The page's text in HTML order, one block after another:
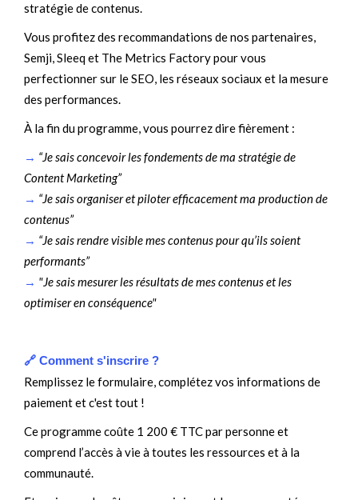
stratégie de contenus.
Vous profitez des recommandations de nos partenaires,
Semji, Sleeq et The Metrics Factory pour vous
perfectionner sur le SEO, les réseaux sociaux et la mesure
des performances.
À la fin du programme, vous pourrez dire fièrement :
→ “Je sais concevoir les fondements de ma stratégie de
Content Marketing”
→ “Je sais organiser et piloter efficacement ma production de
contenus”
→ “Je sais rendre visible mes contenus pour qu’ils soient
performants”
→ "Je sais mesurer les résultats de mes contenus et les
optimiser en conséquence"
🔗 Comment s'inscrire ?
Remplissez le formulaire, complétez vos informations de
paiement et c'est tout !
Ce programme coûte 1 200 € TTC par personne et
comprend l’accès à vie à toutes les ressources et à la
communauté.